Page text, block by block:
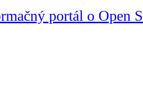
portál o Open